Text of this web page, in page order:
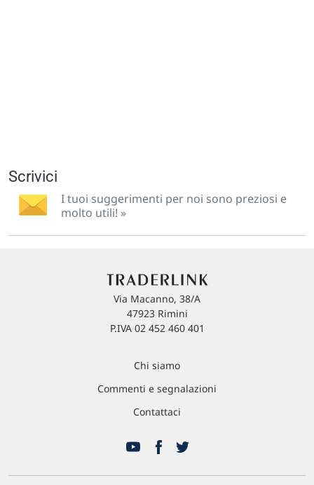
Scrivici
I tuoi suggerimenti per noi sono preziosi e
molto utili! »
Via Macanno, 38/A
47923 Rimini
P.IVA 02 452 460 401
Chi siamo
Commenti e segnalazioni
Contattaci